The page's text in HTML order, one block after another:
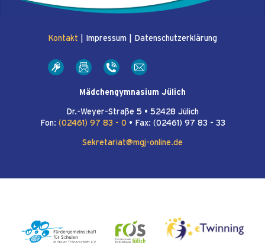
Kontakt Impressum Datenschutzerklärung
Mädchengymnasium Jülich
Dr.-Weyer-Straße 5 • 52428 Jülich
Fon: (02461) 97 83 - 0 • Fax: (02461) 97 83 - 33
Sekretariat@mgj-online.de